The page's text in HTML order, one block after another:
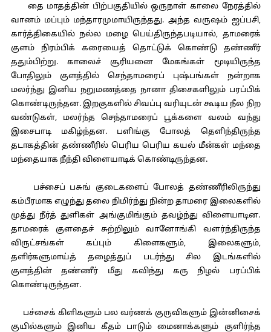
தை மாதத்தின் பிற்பகுதியில் ஒருநாள் காலை நேரத்தில்
வானம் மப்பும் மந்தாரமுமாயிருந்தது. அந்த வருஷம் ஐப்பசி,
கார்த்திகையில் நல்ல மழை பெய்திருந்தபடியால், தாமரைக்
குளம் நிரம்பிக் கரையைத் தொட்டுக் கொண்டு தண்ணீர்
ததும்பிற்று. காலைச் சூரியனை மேகங்கள் மூடியிருந்த
போதிலும் குளத்தில் செந்தாமரைப் புஷ்பங்கள் நன்றாக
மலர்ந்து இனிய நறுமணத்தை நானா திசைகளிலும் பரப்பிக்
கொண்டிருந்தன. இறகுகளில் சிவப்பு வரியுடன் கூடிய நீல நிற
வண்டுகள், மலர்ந்த செந்தாமரைப் பூக்களை வலம் வந்து
இசைபாடி மகிழ்ந்தன. பளிங்கு போலத் தெளிந்திருந்த
தடாகத்தின் தண்ணீரில் பெரிய பெரிய கயல் மீன்கள் மந்தை
மந்தையாக நீந்தி விளையாடிக் கொண்டிருந்தன.
பச்சைப் பசுங் குடைகளைப் போலத் தண்ணீரிலிருந்து
கம்பீரமாக எழுந்து தலை நிமிர்ந்து நின்ற தாமரை இலைகளில்
முத்து நீர்த் துளிகள் அங்குமிங்கும் தவழ்ந்து விளையாடின.
தாமரைக் குளதைச் சுற்றிலும் வானோங்கி வளர்ந்திருந்த
விருட்சங்கள் கப்பும் கிளைகளும், இலைகளும்,
தளிர்களுமாய்த் தழைத்துப் படர்ந்து சில இடங்களில்
குளத்தின் தண்ணீர் மீது கவிந்து கரு நிழல் பரப்பிக்
கொண்டிருந்தன.
பச்சைக் கிளிகளும் பல வர்ணக் குருவிகளும் இன்னிசைக்
குயில்களும் இனிய கீதம் பாடும் மைனாக்களும் குளிர்ந்த